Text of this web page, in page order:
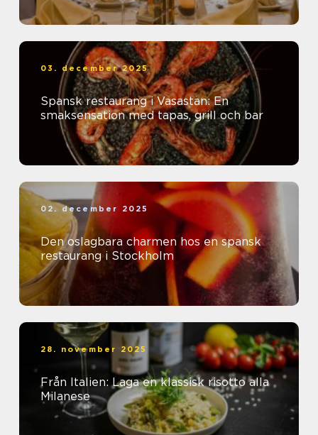
03. december 2025
Spansk restaurang i Vasastan: En
smaksensation med tapas, grill och bar
02. december 2025
Den oslagbara charmen hos en spansk
restaurang i Stockholm
28. november 2025
Från Italien: Laga en klassisk risotto alla
Milanese